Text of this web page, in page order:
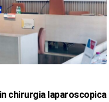
chirurgia laparoscopica